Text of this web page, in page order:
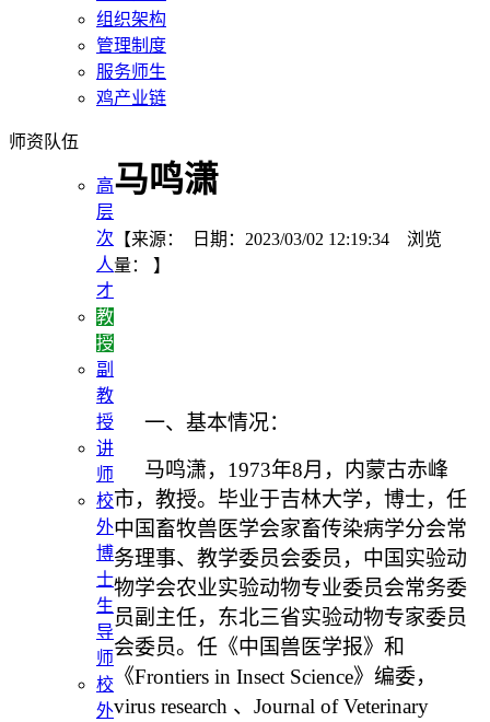
组织架构
管理制度
服务师生
鸡产业链
师资队伍
高
层
次
人
才
教
授
副
教
授
讲
师
校
外
博
士
生
导
师
校
外
马鸣潇
【来源： 日期：2023/03/02 12:19:34 浏览
量：
】
一、基本情况：
马鸣潇，1973年8月，内蒙古赤峰
市，教授。毕业于吉林大学，博士，任
中国畜牧兽医学会家畜传染病学分会常
务理事、教学委员会委员，中国实验动
物学会农业实验动物专业委员会常务委
员副主任，东北三省实验动物专家委员
会委员。任《中国兽医学报》和
《Frontiers in Insect Science》编委，
virus research 、Journal of Veterinary